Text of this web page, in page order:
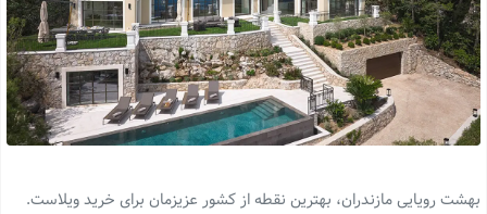
بهشت رویایی مازندران، بهترین نقطه از کشور عزیزمان برای خرید ویلاست.